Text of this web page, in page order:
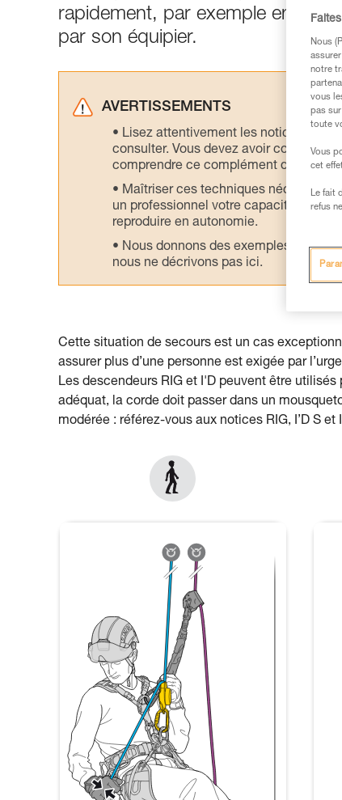
rapidement, par exemple en
par son équipier.
AVERTISSEMENTS
Lisez attentivement les notices
consulter. Vous devez avoir compris
comprendre ce complément
Maîtriser ces techniques nécessite
un professionnel votre capacité à
reproduire en autonomie.
Nous donnons des exemples de
nous ne décrivons pas ici.
Cette situation de secours est un cas
assurer plus d’une personne est exigée par
Les descendeurs RIG et I'D peuvent être
adéquat, la corde doit passer dans un
modérée : référez-vous aux notices RIG, I’D S et
Nous
notre
vous
pas
toute
Vous
cet
Le fait
refus